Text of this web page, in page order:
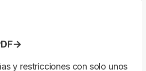
y restricciones con solo unos